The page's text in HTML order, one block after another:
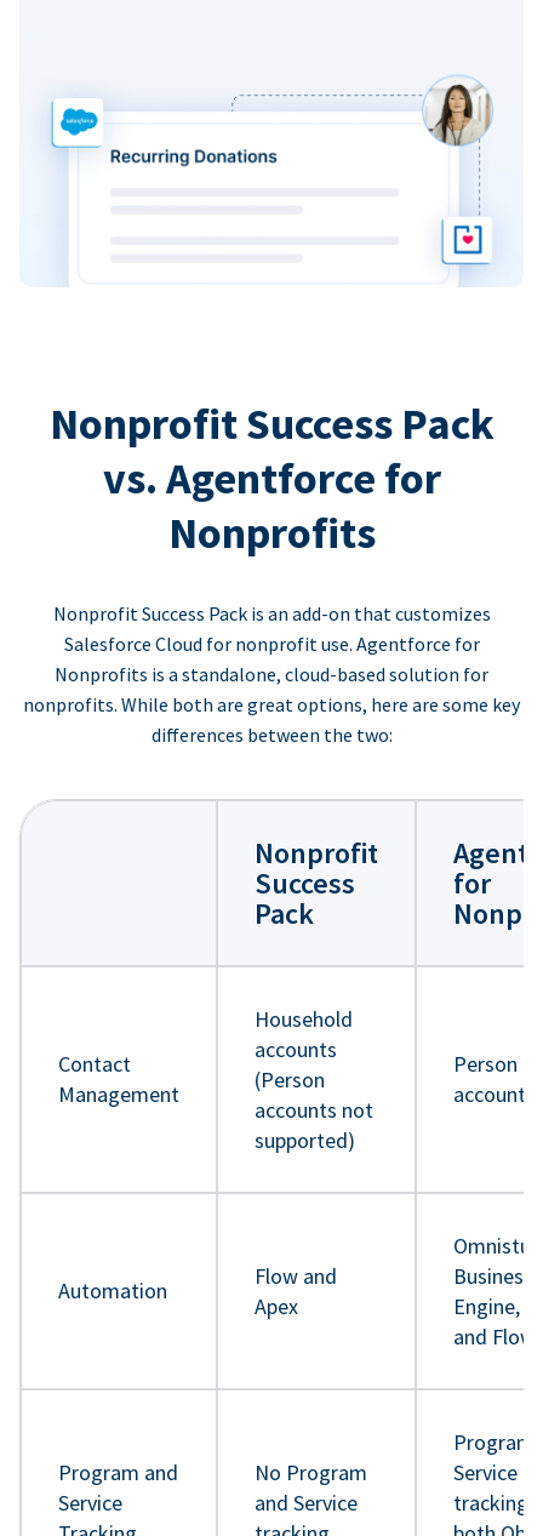
Nonprofit Success Pack
vs. Agentforce for
Nonprofits
Nonprofit Success Pack is an add-on that customizes
Salesforce Cloud for nonprofit use. Agentforce for
Nonprofits is a standalone, cloud-based solution for
nonprofits. While both are great options, here are some key
differences between the two:
Nonprofit
Success
Pack
for
Contact
Management
Household
accounts
(Person
accounts not
supported)
Person
accounts
Automation
Flow and
Apex
Business
Engine,
and Flow
Program and
Service
No Program
and Service
Program
Service
tracking